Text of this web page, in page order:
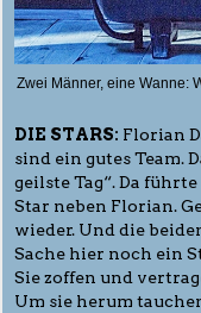
Zwei Männer, eine Wanne:
DIE STARS: Florian
sind ein gutes Team.
geilste Tag“. Da
Star neben Florian.
wieder. Und die
Sache hier noch ein
Sie zoffen und
Um sie herum